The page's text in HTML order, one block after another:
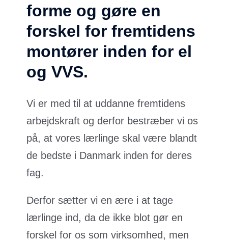
forme og gøre en
forskel for fremtidens
montører inden for el
og VVS.
Vi er med til at uddanne fremtidens
arbejdskraft og derfor bestræber vi os
på, at vores lærlinge skal være blandt
de bedste i Danmark inden for deres
fag.
Derfor sætter vi en ære i at tage
lærlinge ind, da de ikke blot gør en
forskel for os som virksomhed, men